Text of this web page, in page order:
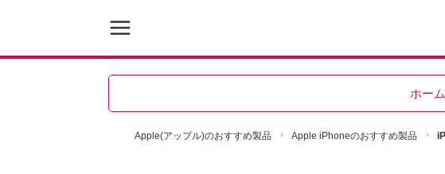
ホー
Apple(アップル)のおすすめ製品 Apple iPhoneのおすすめ製品